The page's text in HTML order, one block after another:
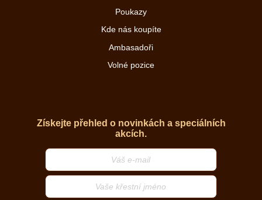
Poukazy
Kde nás koupíte
Ambasadoři
Volné pozice
Získejte přehled o novinkách a speciálních
akcích.